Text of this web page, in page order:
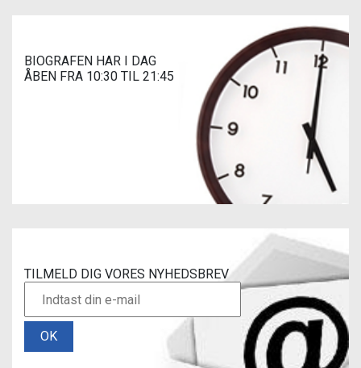
BIOGRAFEN HAR I DAG
ÅBEN FRA 10:30 TIL 21:45
TILMELD DIG VORES NYHEDSBREV
OK